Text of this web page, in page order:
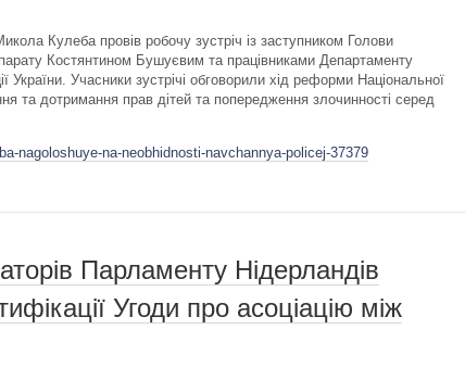
Кулеба провів робочу зустріч із заступником Голови
Костянтином Бушуєвим та працівниками Департаменту
України. Учасники зустрічі обговорили хід реформи Національної
та дотримання прав дітей та попередження злочинності серед
nagoloshuye-na-neobhidnosti-navchannya-policej-37379
Парламенту Нідерландів
Угоди про асоціацію між